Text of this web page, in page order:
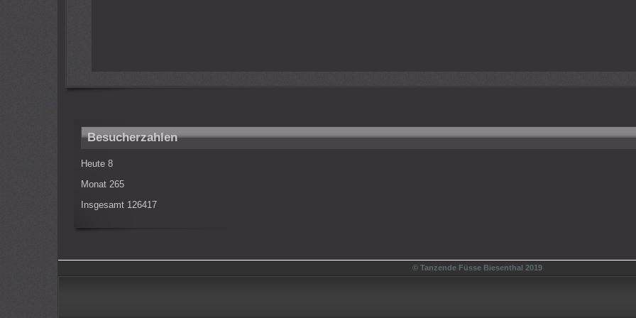
Besucherzahlen
Heute 8
Monat 265
Insgesamt 126417
© Tanzende Füsse Biesenthal 2019